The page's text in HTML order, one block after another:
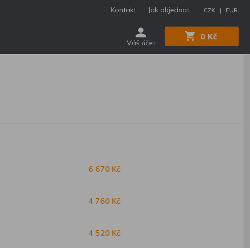
Kontakt Jak objednat CZK | EUR
Váš účet
0 Kč
6 670 Kč
4 760 Kč
4 520 Kč